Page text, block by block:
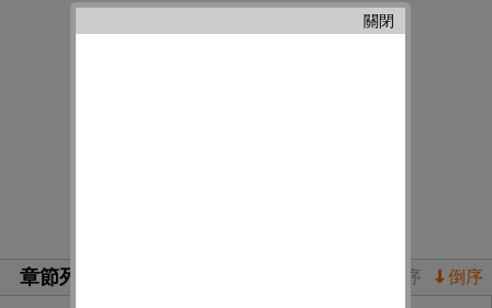
章節列表 倒序
正序
關閉